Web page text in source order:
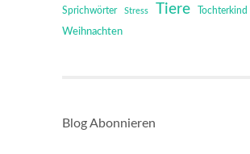
Sprichwörter Stress Tiere Tochterkind
Weihnachten
Blog Abonnieren